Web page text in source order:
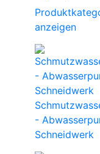
anzeigen
-
Schneidwerk